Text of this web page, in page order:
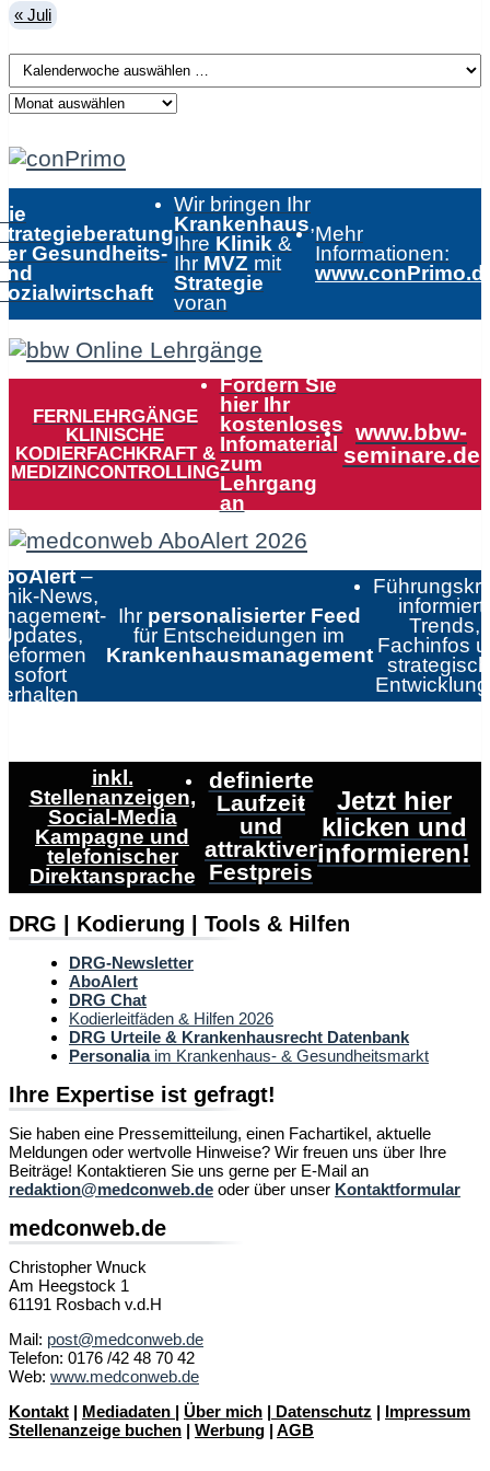
« Juli
Gesundheits-
Wir bringen Ihr
Krankenhaus,
Ihre Klinik &
Ihr MVZ mit
Strategie
voran
Mehr
Informationen:
FERNLEHRGÄNGE
KLINISCHE
KODIERFACHKRAFT &
MEDIZINCONTROLLING
Fordern Sie
hier Ihr
kostenloses
Infomaterial
zum
Lehrgang
an
www.bbw-
seminare.de
–
News,
sofort
erhalten
Ihr personalisierter Feed
für Entscheidungen im
Krankenhausmanagement
informiert:
Trends,
Fachinfos
inkl.
Stellenanzeigen,
Social-Media
Kampagne und
telefonischer
Direktansprache
definierte
Laufzeit
und
attraktiver
Festpreis
Jetzt hier
klicken und
informieren!
DRG | Kodierung | Tools & Hilfen
DRG-Newsletter
AboAlert
DRG Chat
Kodierleitfäden & Hilfen 2026
DRG Urteile & Krankenhausrecht Datenbank
Personaliaim Krankenhaus- & Gesundheitsmarkt
Ihre Expertise ist gefragt!
Sie haben eine Pressemitteilung, einen Fachartikel, aktuelle
Meldungen oder wertvolle Hinweise? Wir freuen uns über Ihre
Beiträge! Kontaktieren Sie uns gerne per E-Mail an
redaktion@medconweb.de oder über unser Kontaktformular
medconweb.de
Christopher Wnuck
Am Heegstock 1
61191 Rosbach v.d.H
Mail: post@medconweb.de
Telefon: 0176 /42 48 70 42
Web: www.medconweb.de
Kontakt | Mediadaten | Über mich | Datenschutz | Impressum
Stellenanzeige buchen | Werbung | AGB